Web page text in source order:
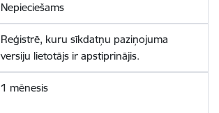
Nepieciešams
Reģistrē, kuru sīkdatņu paziņojuma
versiju lietotājs ir apstiprinājis.
1 mēnesis